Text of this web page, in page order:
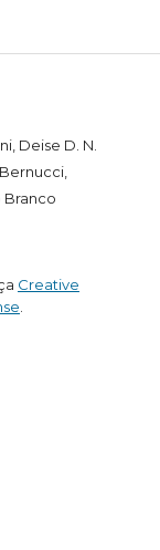
Deise D. N.
Branco
Creative